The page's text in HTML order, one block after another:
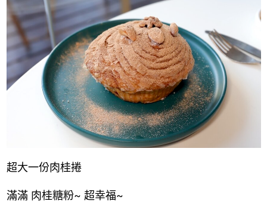
超大一份肉桂捲
滿滿 肉桂糖粉~ 超幸福~